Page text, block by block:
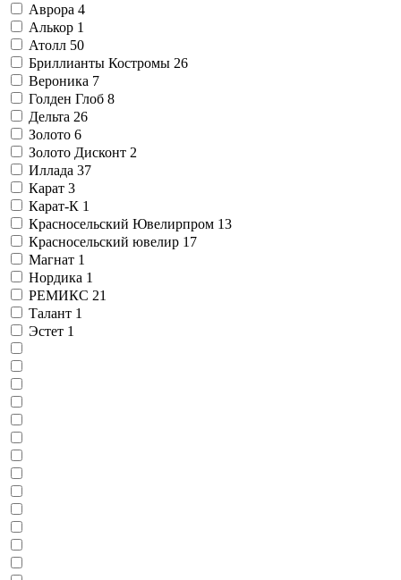
Аврора 4
Алькор 1
Атолл 50
Бриллианты Костромы 26
Вероника 7
Голден Глоб 8
Дельта 26
Золото 6
Золото Дисконт 2
Иллада 37
Карат 3
Карат-К 1
Красносельский Ювелирпром 13
Красносельский ювелир 17
Магнат 1
Нордика 1
РЕМИКС 21
Талант 1
Эстет 1